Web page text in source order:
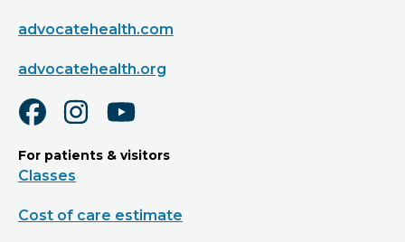
advocatehealth.com
advocatehealth.org
For patients & visitors
Classes
Cost of care estimate